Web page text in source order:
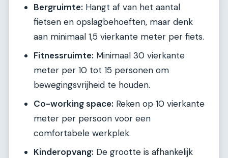
Bergruimte: Hangt af van het aantal
fietsen en opslagbehoeften, maar denk
aan minimaal 1,5 vierkante meter per fiets.
Fitnessruimte: Minimaal 30 vierkante
meter per 10 tot 15 personen om
bewegingsvrijheid te houden.
Co-working space: Reken op 10 vierkante
meter per persoon voor een
comfortabele werkplek.
Kinderopvang: De grootte is afhankelijk